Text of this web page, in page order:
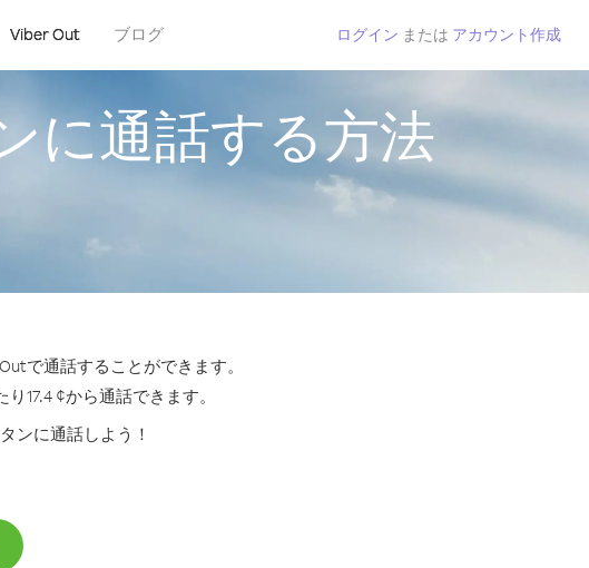
Viber Out ブログ ログイン または アカウント作成
に通話する方法
で通話することができます。
17.4 ¢から通話できます。
ンに通話しよう！